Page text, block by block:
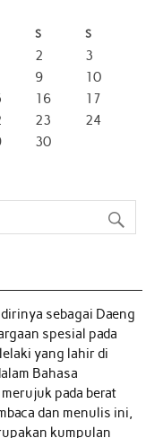
S S
2
3
9
10
16
17
23
24
30
sebagai Daeng
spesial pada
yang lahir di
Bahasa
pada berat
dan menulis ini,
kumpulan